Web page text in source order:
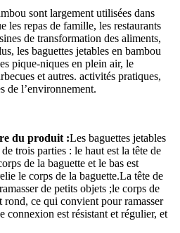
sont largement utilisées dans
les repas de famille, les restaurants
de transformation des aliments,
les baguettes jetables en bambou
pique-niques en plein air, le
et autres. activités pratiques,
de l’environnement.
du produit :Les baguettes jetables
trois parties : le haut est la tête de
de la baguette et le bas est
le corps de la baguette.La tête de
de petits objets ;le corps de
rond, ce qui convient pour ramasser
connexion est résistant et régulier, et